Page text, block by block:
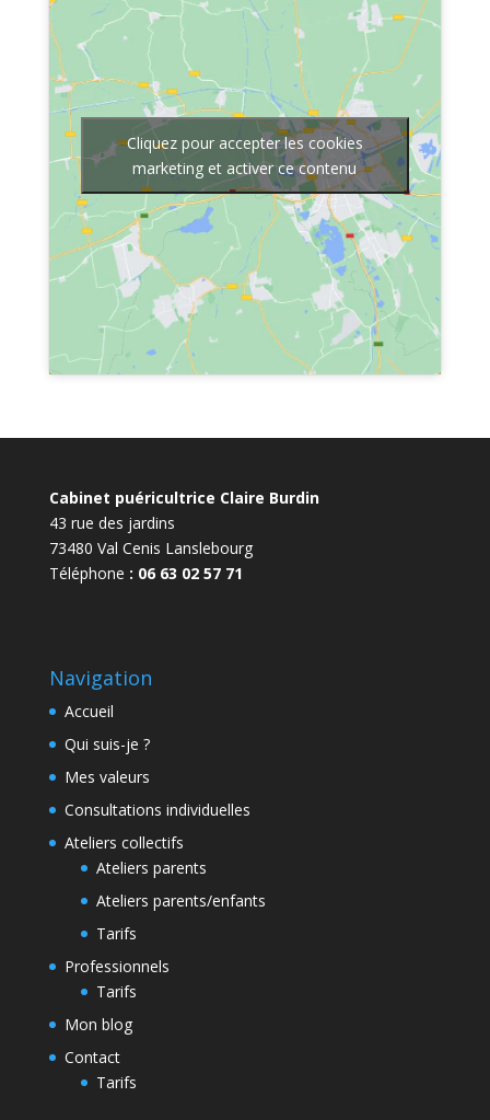
Cliquez pour accepter les cookies
marketing et activer ce contenu
Cabinet puéricultrice Claire Burdin
43 rue des jardins
73480 Val Cenis Lanslebourg
Téléphone : 06 63 02 57 71
Navigation
Accueil
Qui suis-je ?
Mes valeurs
Consultations individuelles
Ateliers collectifs
Ateliers parents
Ateliers parents/enfants
Tarifs
Professionnels
Tarifs
Mon blog
Contact
Tarifs